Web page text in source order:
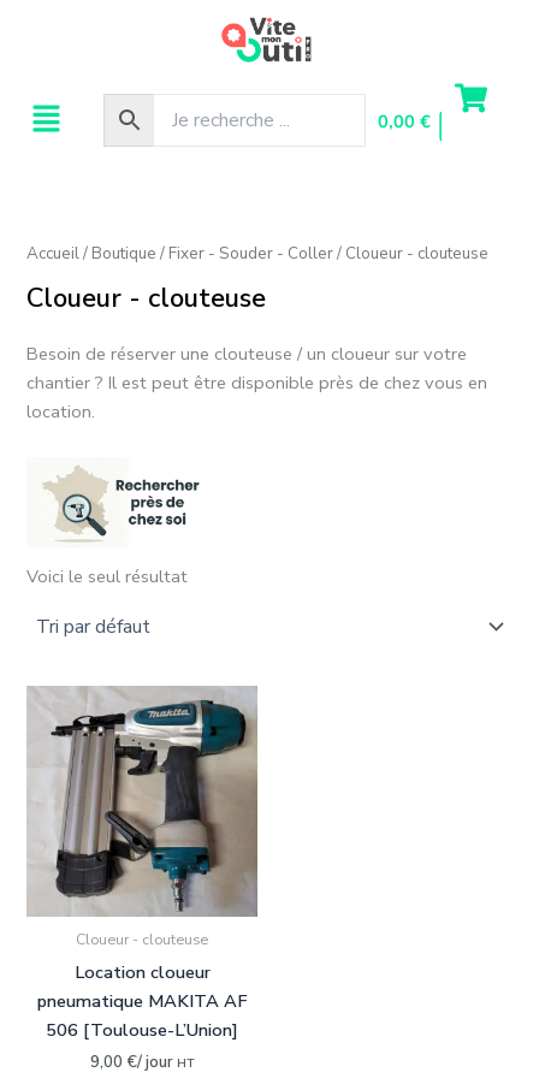
Menu 0,00 €
Accueil/ Boutique / Fixer - Souder - Coller/ Cloueur - clouteuse
Cloueur - clouteuse
Besoin de réserver une clouteuse / un cloueur sur votre
chantier ? Il est peut être disponible près de chez vous en
location.
Rechercher dans le(s) département(s) :
09-Ariège(0)
31-Haute-Garonne(1)
33-Gironde
(0)
34-Hérault
(0)
Rechercher un matériel disponible :
Affleureuse(0)
Autolaveuse(0)
Cloueur-clouteuse
Compresseur
Voici le seul résultat
Cloueur - clouteuse
Location cloueur
pneumatique MAKITA AF
506 [Toulouse-L’Union]
9,00 €/ jour HT